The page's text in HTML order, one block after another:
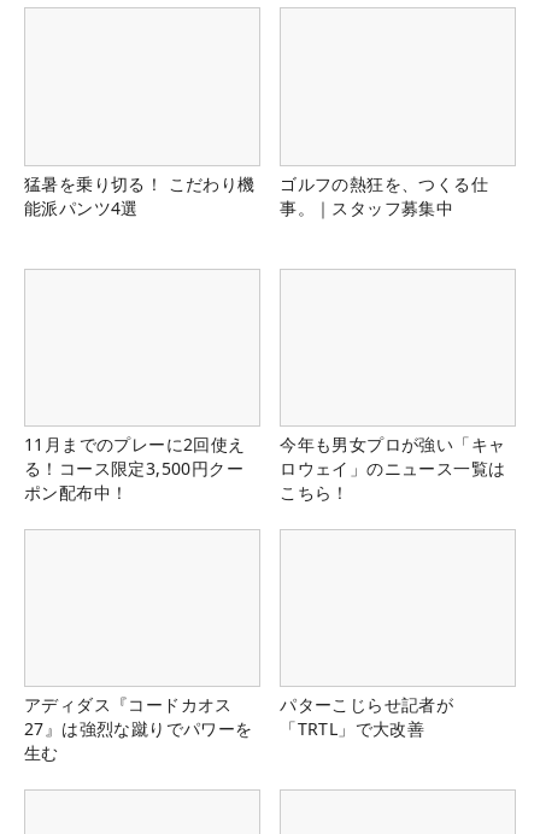
猛暑を乗り切る！ こだわり機
能派パンツ4選
ゴルフの熱狂を、つくる仕
事。｜スタッフ募集中
11月までのプレーに2回使え
る！コース限定3,500円クー
ポン配布中！
今年も男女プロが強い「キャ
ロウェイ」のニュース一覧は
こちら！
アディダス『コードカオス
27』は強烈な蹴りでパワーを
生む
パターこじらせ記者が
「TRTL」で大改善